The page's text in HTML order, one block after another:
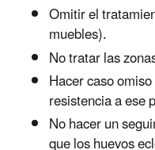
Omitir el
muebles).
No tratar las
Hacer caso
resistencia a ese
No hacer un